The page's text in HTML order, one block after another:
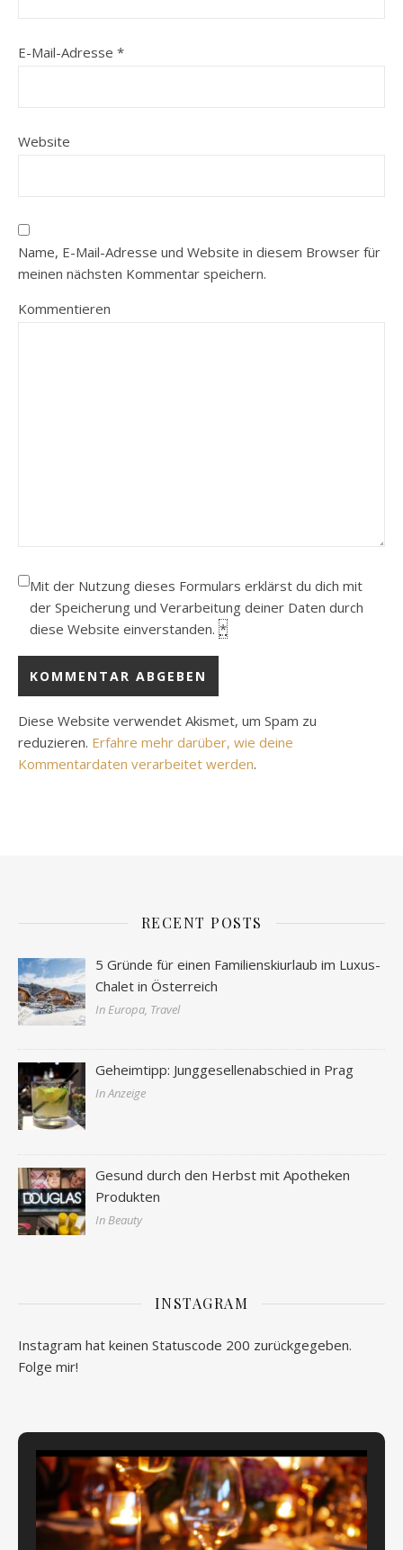
E-Mail-Adresse *
Website
Name, E-Mail-Adresse und Website in diesem Browser für
meinen nächsten Kommentar speichern.
Kommentieren
Mit der Nutzung dieses Formulars erklärst du dich mit
der Speicherung und Verarbeitung deiner Daten durch
diese Website einverstanden. *
Diese Website verwendet Akismet, um Spam zu
reduzieren. Erfahre mehr darüber, wie deine
Kommentardaten verarbeitet werden.
RECENT POSTS
5 Gründe für einen Familienskiurlaub im Luxus-
Chalet in Österreich
In Europa, Travel
Geheimtipp: Junggesellenabschied in Prag
In Anzeige
Gesund durch den Herbst mit Apotheken
Produkten
In Beauty
INSTAGRAM
Instagram hat keinen Statuscode 200 zurückgegeben.
Folge mir!